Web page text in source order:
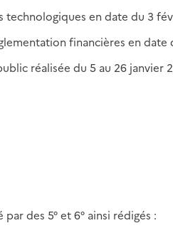
en date du 3
financières en date
réalisée du 5 au 26 janvier
des 5° et 6° ainsi rédigés :